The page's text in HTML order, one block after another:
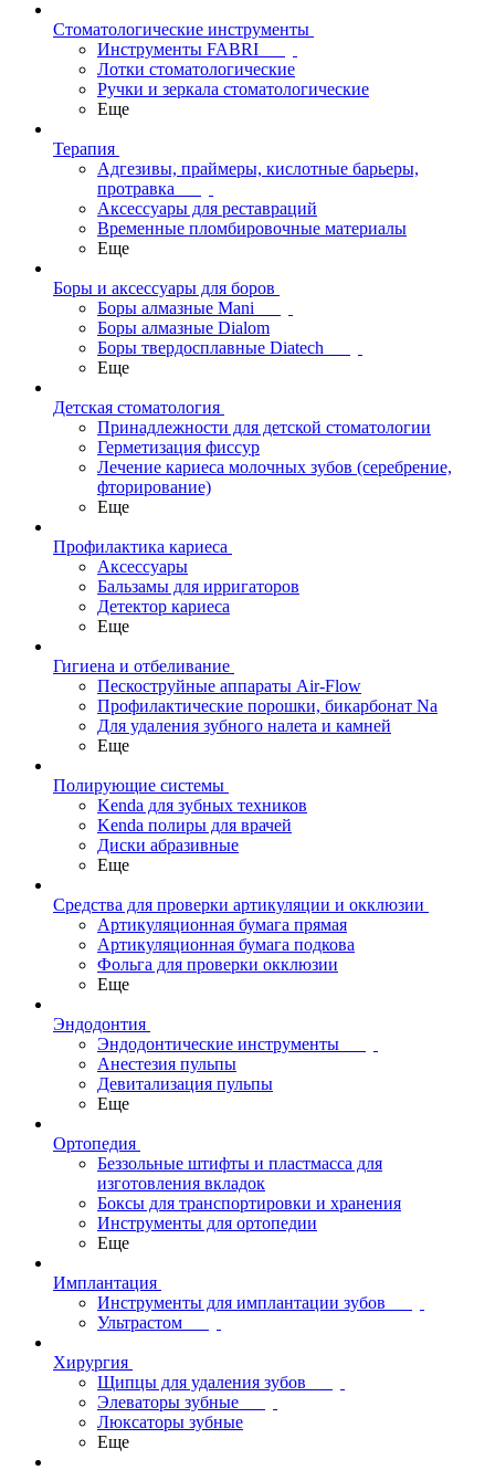
Стоматологические инструменты
Инструменты FABRI
Лотки стоматологические
Ручки и зеркала стоматологические
Еще
Терапия
Адгезивы, праймеры, кислотные барьеры,
протравка
Аксессуары для реставраций
Временные пломбировочные материалы
Еще
Боры и аксессуары для боров
Боры алмазные Mani
Боры алмазные Dialom
Боры твердосплавные Diatech
Еще
Детская стоматология
Принадлежности для детской стоматологии
Герметизация фиссур
Лечение кариеса молочных зубов (серебрение,
фторирование)
Еще
Профилактика кариеса
Аксессуары
Бальзамы для ирригаторов
Детектор кариеса
Еще
Гигиена и отбеливание
Пескоструйные аппараты Air-Flow
Профилактические порошки, бикарбонат Na
Для удаления зубного налета и камней
Еще
Полирующие системы
Kenda для зубных техников
Kenda полиры для врачей
Диски абразивные
Еще
Средства для проверки артикуляции и окклюзии
Артикуляционная бумага прямая
Артикуляционная бумага подкова
Фольга для проверки окклюзии
Еще
Эндодонтия
Эндодонтические инструменты
Анестезия пульпы
Девитализация пульпы
Еще
Ортопедия
Беззольные штифты и пластмасса для
изготовления вкладок
Боксы для транспортировки и хранения
Инструменты для ортопедии
Еще
Имплантация
Инструменты для имплантации зубов
Ультрастом
Хирургия
Щипцы для удаления зубов
Элеваторы зубные
Люксаторы зубные
Еще